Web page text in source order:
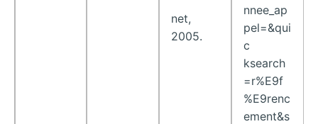
net,
2005.
nnee_ap
pel=&qui
c
ksearch
=r%E9f
%E9renc
ement&s